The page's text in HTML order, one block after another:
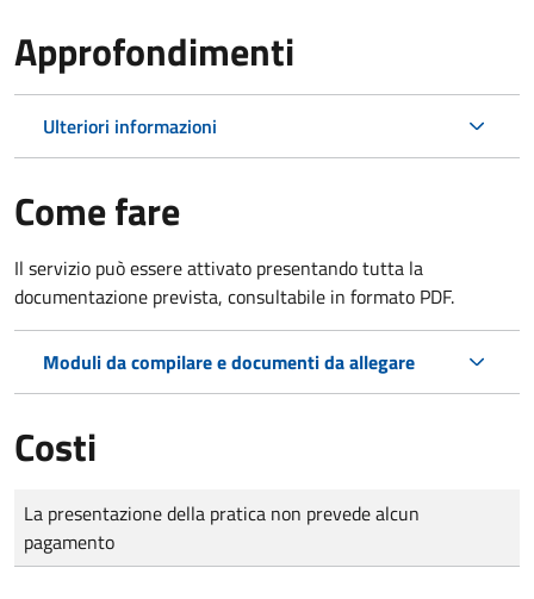
Approfondimenti
Ulteriori informazioni
Come fare
Il servizio può essere attivato presentando tutta la
documentazione prevista, consultabile in formato PDF.
Moduli da compilare e documenti da allegare
Costi
Tipo di pagamento
Importo
La presentazione della pratica non prevede alcun
pagamento